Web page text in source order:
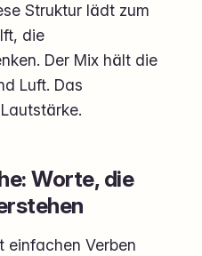
Struktur lädt zum
die
Der Mix hält die
Luft. Das
Worte, die
einfachen Verben